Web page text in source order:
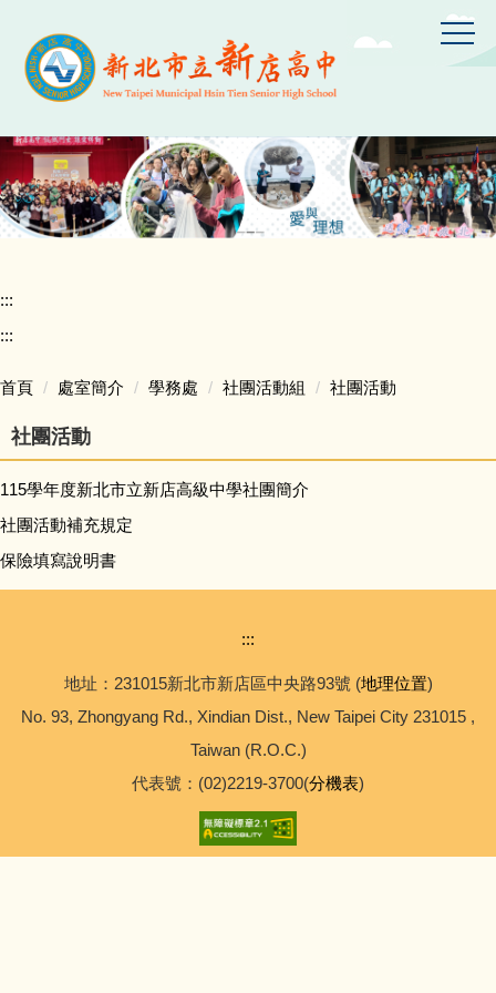
主
容
區
:::
:::
首頁 處室簡介 學務處 社團活動組 社團活動
社團活動
115學年度新北市立新店高級中學社團簡介
社團活動補充規定
保險填寫說明書
:::
地址：231015新北市新店區中央路93號 (地理位置)
No. 93, Zhongyang Rd., Xindian Dist., New Taipei City 231015 ,
Taiwan (R.O.C.)
代表號：(02)2219-3700(分機表)